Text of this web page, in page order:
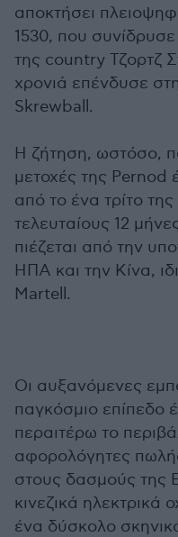
αποκτήσει
1530, που
της country Τζορτζ
χρονιά επένδυσε
Skrewball.
Η ζήτηση, ωστόσο,
μετοχές της Pernod
από το ένα τρίτο
τελευταίους 12
πιέζεται από την
ΗΠΑ και την Κίνα,
Martell.
Οι αυξανόμενες
παγκόσμιο επίπεδο
περαιτέρω το
αφορολόγητες
στους δασμούς της
κινεζικά ηλεκτρικά
ένα δύσκολο